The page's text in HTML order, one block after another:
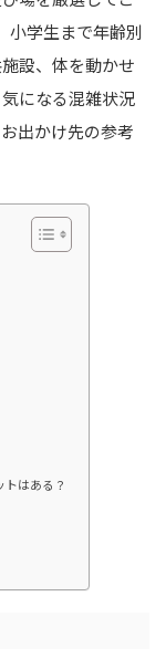
小学生まで年齢別
設、体を動かせ
になる混雑状況
出かけ先の参考
はある？